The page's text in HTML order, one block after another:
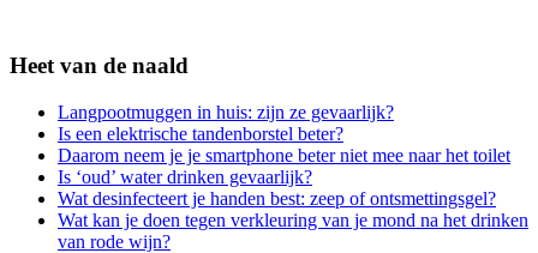
Heet van de naald
Langpootmuggen in huis: zijn ze gevaarlijk?
Is een elektrische tandenborstel beter?
Daarom neem je je smartphone beter niet mee naar het toilet
Is ‘oud’ water drinken gevaarlijk?
Wat desinfecteert je handen best: zeep of ontsmettingsgel?
Wat kan je doen tegen verkleuring van je mond na het drinken
van rode wijn?